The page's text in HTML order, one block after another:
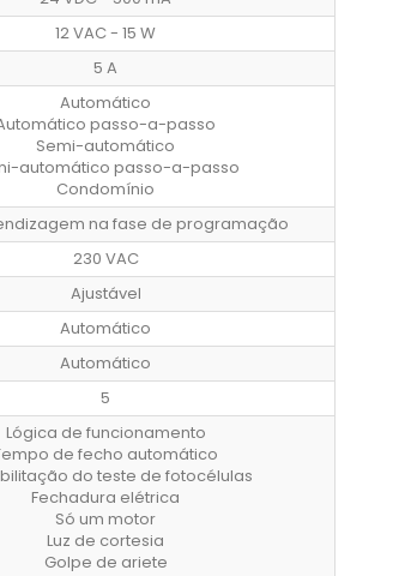
12 VAC - 15 W
5 A
Automático
passo-a-passo
Semi-automático
automático passo-a-passo
Condomínio
na fase de programação
230 VAC
Ajustável
Automático
Automático
5
Lógica de funcionamento
de fecho automático
do teste de fotocélulas
Fechadura elétrica
Só um motor
Luz de cortesia
Golpe de ariete